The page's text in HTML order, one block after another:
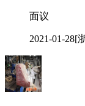
面议
2021-01-28[